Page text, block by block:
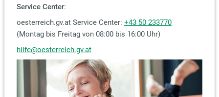
Service Center:
oesterreich.gv.at Service Center: +43 50 233770
(Montag bis Freitag von 08:00 bis 16:00 Uhr)
hilfe@oesterreich.gv.at